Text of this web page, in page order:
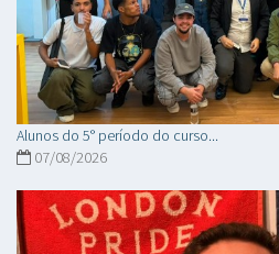
Alunos do 5° período do curso...
07/08/2026